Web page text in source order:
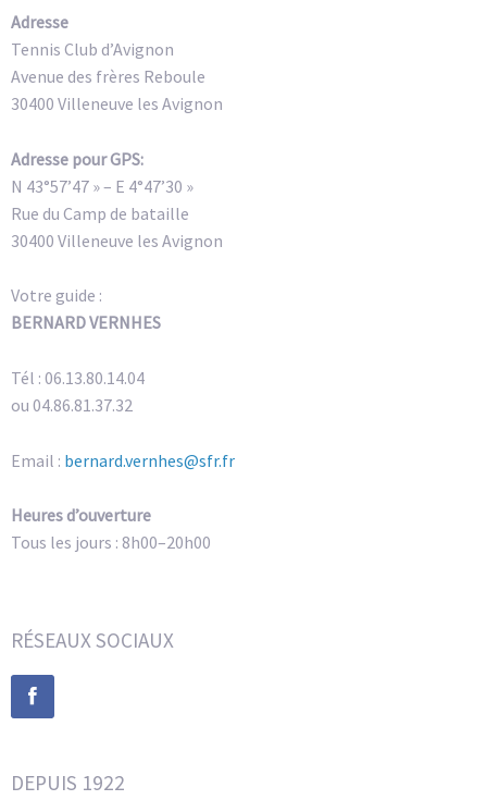
Adresse
Tennis Club d’Avignon
Avenue des frères Reboule
30400 Villeneuve les Avignon
Adresse pour GPS:
N 43°57’47 » – E 4°47’30 »
Rue du Camp de bataille
30400 Villeneuve les Avignon
Votre guide :
BERNARD VERNHES
Tél : 06.13.80.14.04
ou 04.86.81.37.32
Email : bernard.vernhes@sfr.fr
Heures d’ouverture
Tous les jours : 8h00–20h00
RÉSEAUX SOCIAUX
DEPUIS 1922